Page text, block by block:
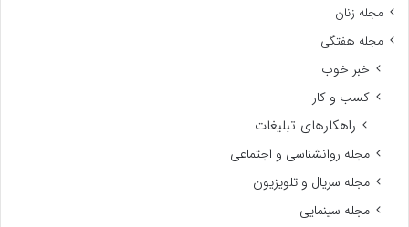
مجله زنان
مجله هفتگی
خبر خوب
کسب و کار
راهکارهای تبلیغات
مجله روانشناسی و اجتماعی
مجله سریال و تلویزیون
مجله سینمایی